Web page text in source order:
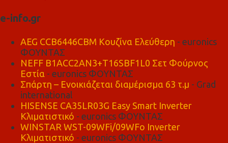
e-info.gr
AEG CCB6446CBM Κουζίνα Ελεύθερη - euronics
ΦΟΥΝΤΑΣ
NEFF B1ACC2AN3+T16SBF1L0 Σετ Φούρνος
Εστία - euronics ΦΟΥΝΤΑΣ
Σπάρτη – Ενοικιάζεται διαμέρισμα 63 τ.μ - Grad
international
HISENSE CA35LR03G Easy Smart Inverter
Κλιματιστικό - euronics ΦΟΥΝΤΑΣ
WINSTAR WST-09WFi/09WFo Inverter
Κλιματιστικό - euronics ΦΟΥΝΤΑΣ